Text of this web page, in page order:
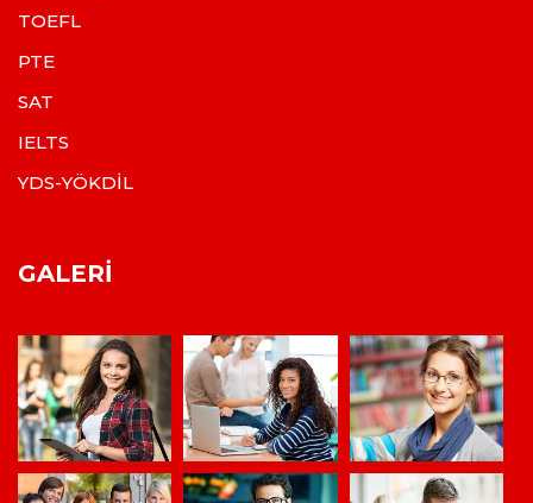
TOEFL
PTE
SAT
IELTS
YDS-YÖKDİL
GALERI